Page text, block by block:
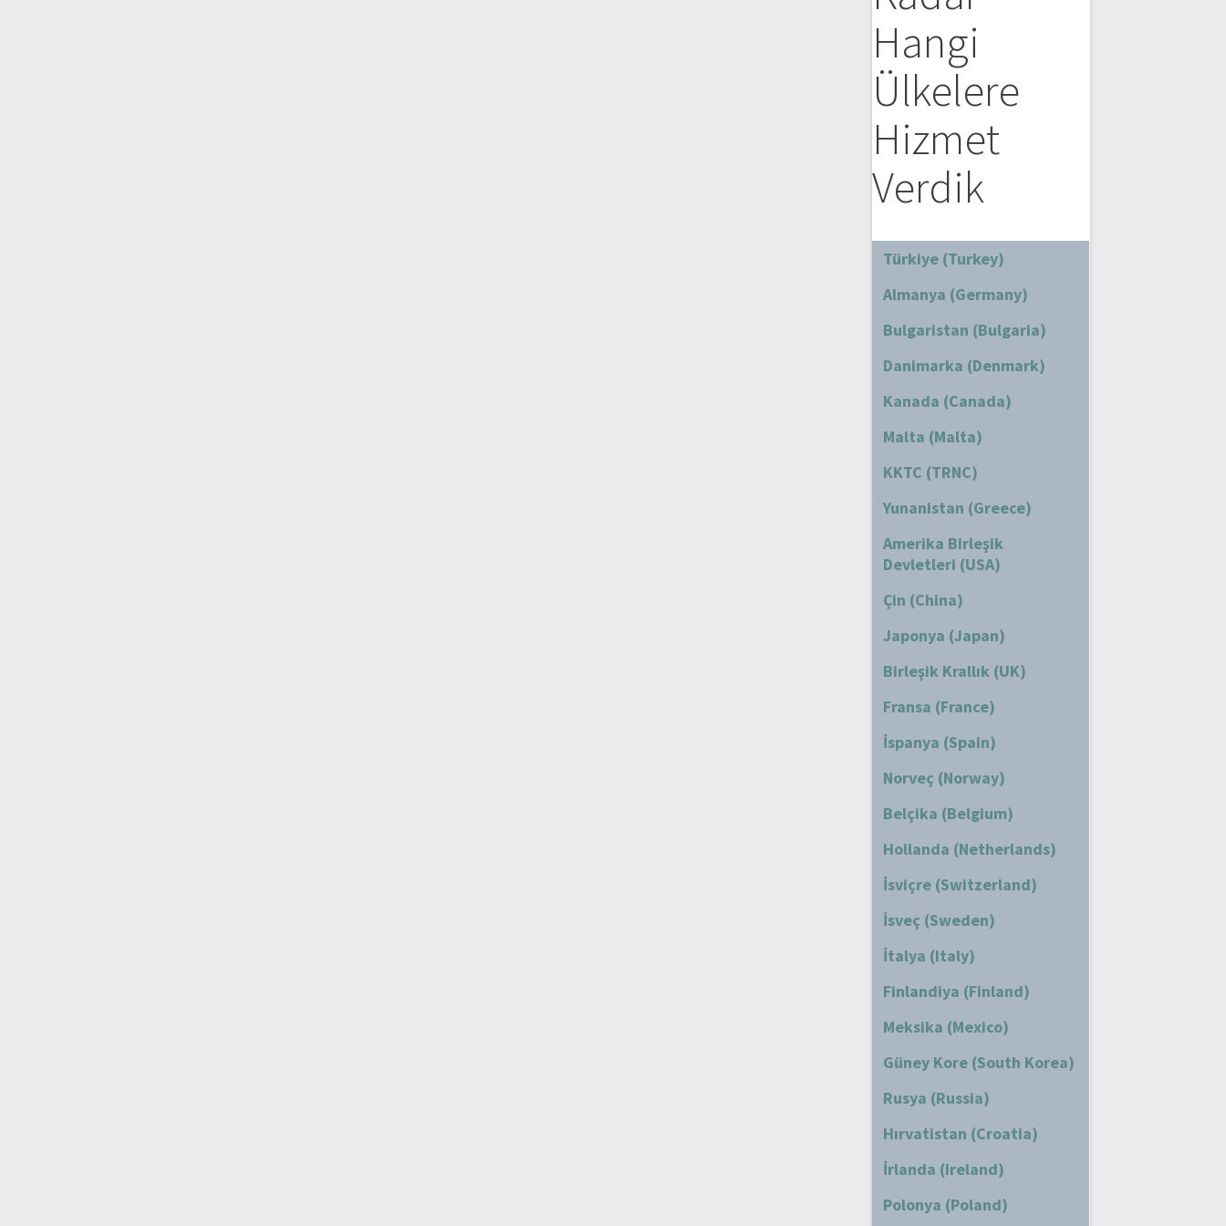
Hangi
Ülkelere
Hizmet
Verdik
Türkiye (Turkey)
Almanya (Germany)
Bulgaristan (Bulgaria)
Danimarka (Denmark)
Kanada (Canada)
Malta (Malta)
KKTC (TRNC)
Yunanistan (Greece)
Amerika Birleşik
Devletleri (USA)
Çin (China)
Japonya (Japan)
Birleşik Krallık (UK)
Fransa (France)
İspanya (Spain)
Norveç (Norway)
Belçika (Belgium)
Hollanda (Netherlands)
İsviçre (Switzerland)
İsveç (Sweden)
İtalya (Italy)
Finlandiya (Finland)
Meksika (Mexico)
Güney Kore (South Korea)
Rusya (Russia)
Hırvatistan (Croatia)
İrlanda (Ireland)
Polonya (Poland)